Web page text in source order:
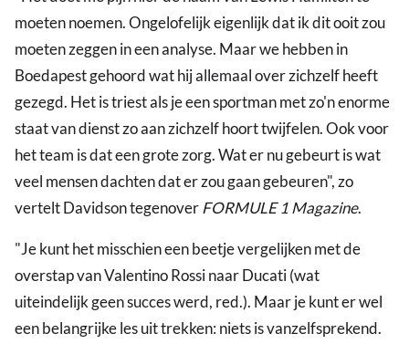
moeten noemen. Ongelofelijk eigenlijk dat ik dit ooit zou
moeten zeggen in een analyse. Maar we hebben in
Boedapest gehoord wat hij allemaal over zichzelf heeft
gezegd. Het is triest als je een sportman met zo'n enorme
staat van dienst zo aan zichzelf hoort twijfelen. Ook voor
het team is dat een grote zorg. Wat er nu gebeurt is wat
veel mensen dachten dat er zou gaan gebeuren", zo
vertelt Davidson tegenoverFORMULE 1 Magazine.
"Je kunt het misschien een beetje vergelijken met de
overstap van Valentino Rossi naar Ducati (wat
uiteindelijk geen succes werd, red.). Maar je kunt er wel
een belangrijke les uit trekken: niets is vanzelfsprekend.